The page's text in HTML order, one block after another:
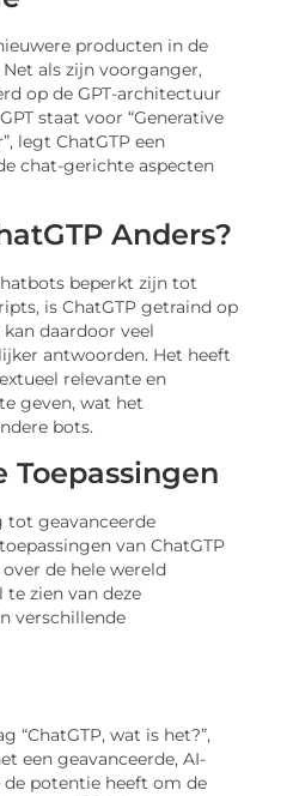
producten in de
als zijn voorganger,
op de GPT-architectuur
staat voor “Generative
legt ChatGTP een
chat-gerichte aspecten
Anders?
beperkt zijn tot
is ChatGTP getraind op
daardoor veel
antwoorden. Het heeft
relevante en
geven, wat het
bots.
Toepassingen
tot geavanceerde
van ChatGTP
de hele wereld
zien van deze
verschillende
“ChatGTP, wat is het?”,
een geavanceerde, AI-
potentie heeft om de